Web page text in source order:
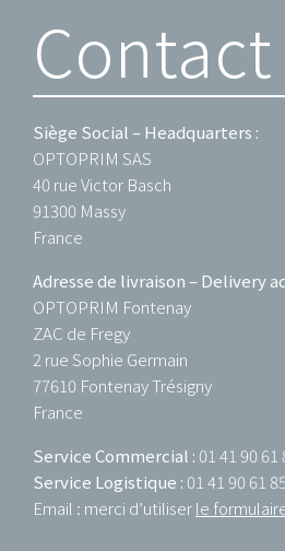
Contact
Siège Social – Headquarters :
OPTOPRIM SAS
40 rue Victor Basch
91300 Massy
France
Adresse de livraison – Delivery
OPTOPRIM Fontenay
ZAC de Fregy
2 rue Sophie Germain
77610 Fontenay Trésigny
France
Service Commercial : 01 41 90 61
Service Logistique : 01 41 90 61 85
Email : merci d’utiliserle